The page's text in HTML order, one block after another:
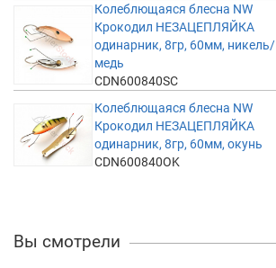
Колеблющаяся блесна NW
Крокодил НЕЗАЦЕПЛЯЙКА
одинарник, 8гр, 60мм, никель/
медь
CDN600840SC
Колеблющаяся блесна NW
Крокодил НЕЗАЦЕПЛЯЙКА
одинарник, 8гр, 60мм, окунь
CDN600840OK
Вы смотрели